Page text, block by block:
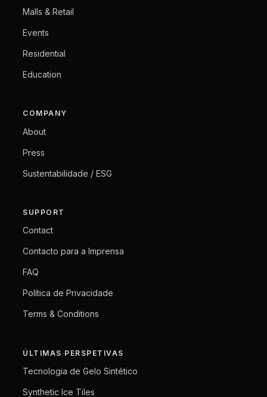
Malls & Retail
Events
Residential
Education
COMPANY
About
Press
Sustentabilidade / ESG
SUPPORT
Contact
Contacto para a Imprensa
FAQ
Política de Privacidade
Terms & Conditions
ÚLTIMAS PERSPETIVAS
Tecnologia de Gelo Sintético
Synthetic Ice Tiles